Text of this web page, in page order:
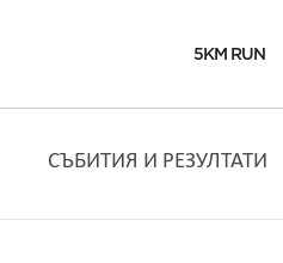
5KM RUN
СЪБИТИЯ И РЕЗУЛТАТИ